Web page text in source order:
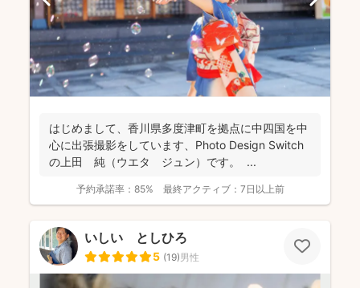
はじめまして、香川県多度津町を拠点に中四国を中
心に出張撮影をしています、Photo Design Switch
の上田 純（ウエタ ジュン）です。 ...
予約承諾率： 85% 最終アクティブ： 7日以上前
いしい としひろ
5 (19)男性